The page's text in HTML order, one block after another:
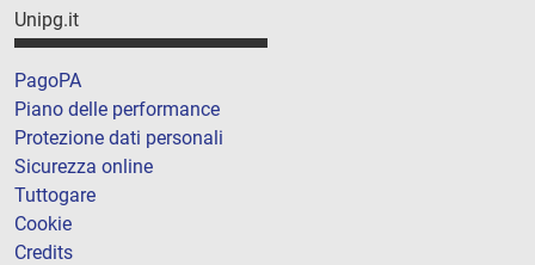
Unipg.it
PagoPA
Piano delle performance
Protezione dati personali
Sicurezza online
Tuttogare
Cookie
Credits